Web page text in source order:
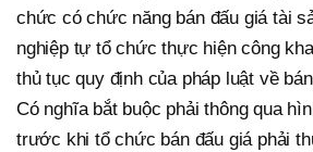
chức có chức năng bán đấu giá tài
nghiệp tự tổ chức thực hiện công
thủ tục quy định của pháp luật về
Có nghĩa bắt buộc phải thông qua
trước khi tổ chức bán đấu giá phải